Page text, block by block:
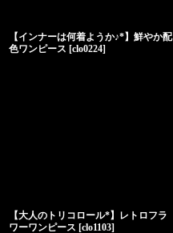
【インナーは何着ようか♪*】鮮やか配
色ワンピース [clo0224]
【大人のトリコロール*】レトロフラ
ワーワンピース [clo1103]